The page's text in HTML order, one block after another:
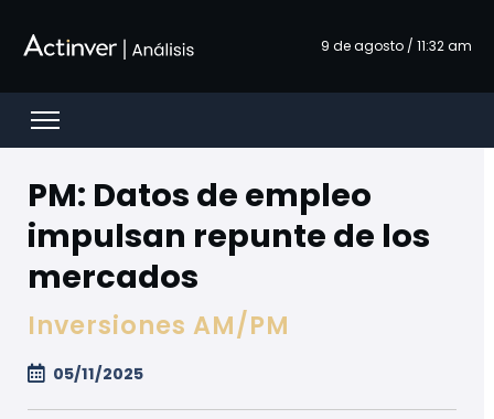
9 de agosto / 11:32 am
Open menu
PM: Datos de empleo
impulsan repunte de los
mercados
Inversiones AM/PM
05/11/2025